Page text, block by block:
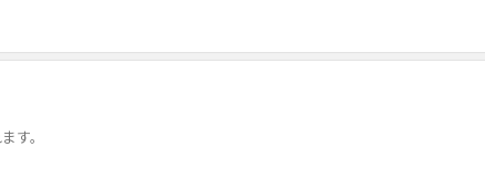
す。